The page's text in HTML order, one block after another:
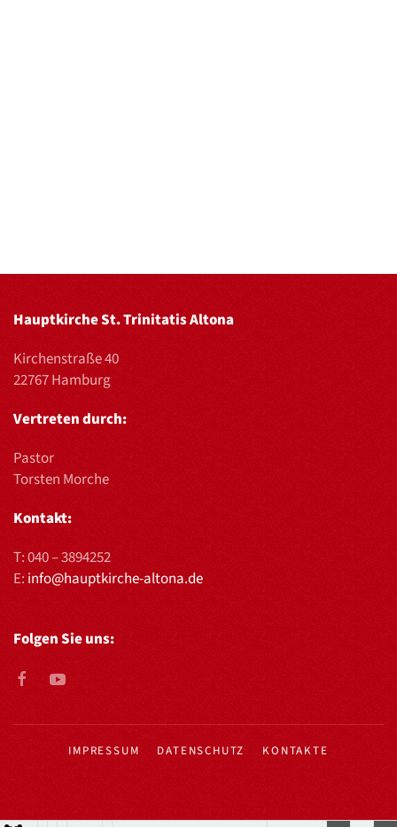
Hauptkirche St. Trinitatis Altona
Kirchenstraße 40
22767 Hamburg
Vertreten durch:
Pastor
Torsten Morche
Kontakt:
T:040 – 3894252
E: info@hauptkirche-altona.de
Folgen Sie uns:
IMPRESSUM DATENSCHUTZ KONTAKTE